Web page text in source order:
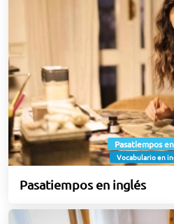
Pasatiempos
Vocabulario en
Pasatiempos en inglés